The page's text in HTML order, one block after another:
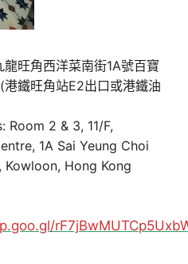
旺角西洋菜南街1A號百寶
鐵旺角站E2出口或港鐵油
Room 2 & 3, 11/F,
1A Sai Yeung Choi
Hong Kong